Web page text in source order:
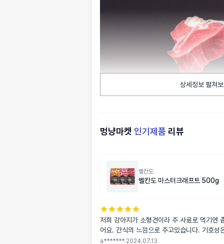
상세정보 펼쳐
멍냥마켓 인기제품 리뷰
벨칸도
벨칸도 마스터크래프트 500g
저희 강아지가 소형견이라 주 사료로 먹기엔
어요. 간식의 느낌으로 주고있습니다. 기호성
a******* 2024.07.13